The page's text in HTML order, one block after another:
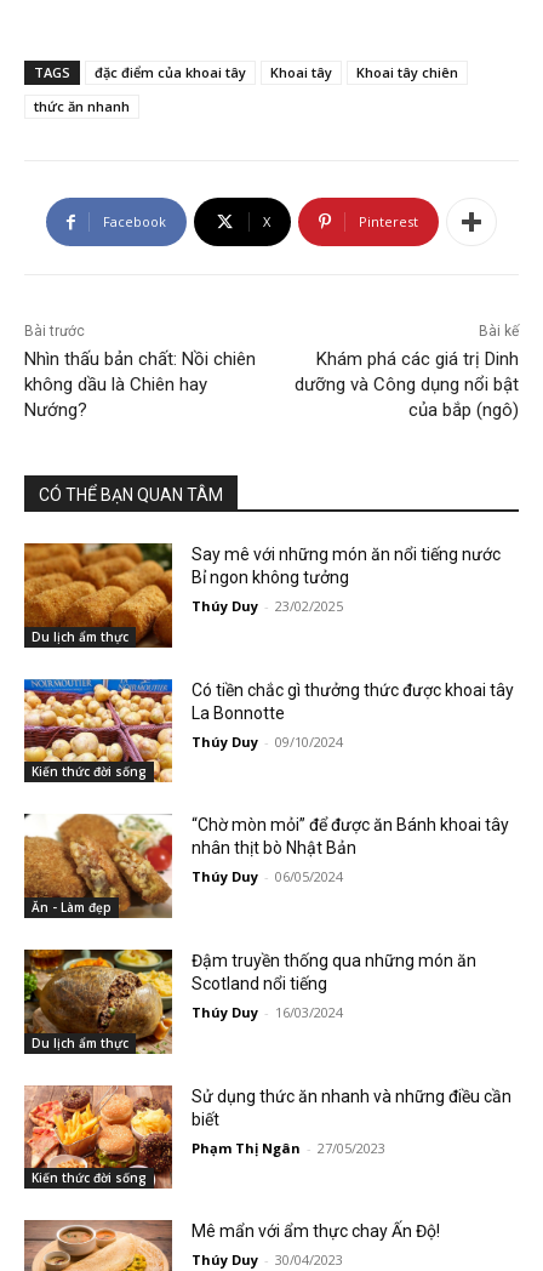
TAGS đặc điểm của khoai tây Khoai tây
Khoai tây chiên
thức ăn nhanh
Facebook X Pinterest
Bài trước
Nhìn thấu bản chất: Nồi chiên
không dầu là Chiên hay
Nướng?
Bài kế
Khám phá các giá trị Dinh
dưỡng và Công dụng nổi bật
của bắp (ngô)
CÓ THỂ BẠN QUAN TÂM
Du lịch ẩm thực
Say mê với những món ăn nổi tiếng nước
Bỉ ngon không tưởng
Thúy Duy - 23/02/2025
Kiến thức đời sống
Có tiền chắc gì thưởng thức được khoai tây
La Bonnotte
Thúy Duy - 09/10/2024
Ăn - Làm đẹp
“Chờ mòn mỏi” để được ăn Bánh khoai tây
nhân thịt bò Nhật Bản
Thúy Duy - 06/05/2024
Du lịch ẩm thực
Đậm truyền thống qua những món ăn
Scotland nổi tiếng
Thúy Duy - 16/03/2024
Kiến thức đời sống
Sử dụng thức ăn nhanh và những điều cần
biết
Phạm Thị Ngân - 27/05/2023
Mê mẩn với ẩm thực chay Ấn Độ!
Thúy Duy - 30/04/2023